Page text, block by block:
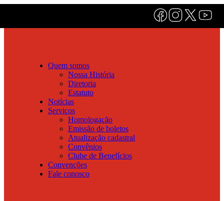
Quem somos
Nossa História
Diretoria
Estatuto
Notícias
Serviços
Homologação
Emissão de boletos
Atualização cadastral
Convênios
Clube de Benefícios
Convenções
Fale conosco